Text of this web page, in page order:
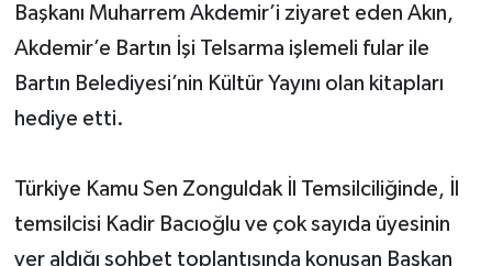
Başkanı Muharrem Akdemir’i ziyaret eden Akın,
Akdemir’e Bartın İşi Telsarma işlemeli fular ile
Bartın Belediyesi’nin Kültür Yayını olan kitapları
hediye etti.
Türkiye Kamu Sen Zonguldak İl Temsilciliğinde, İl
temsilcisi Kadir Bacıoğlu ve çok sayıda üyesinin
yer aldığı sohbet toplantısında konuşan Başkan